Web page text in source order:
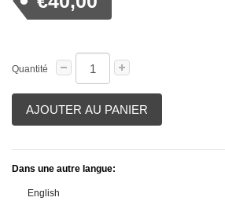
Quantité
AJOUTER AU PANIER
Dans une autre langue:
English